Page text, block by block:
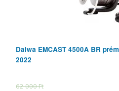
Daiwa EMCAST 4500A BR
2022
62 000Ft